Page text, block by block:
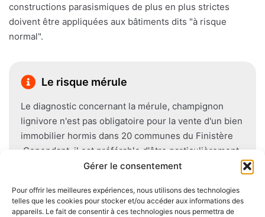
Gérer le consentement
Pour offrir les meilleures expériences, nous utilisons des technologies
telles que les cookies pour stocker et/ou accéder aux informations des
appareils. Le fait de consentir à ces technologies nous permettra de
constructions parasismiques de plus en plus strictes
doivent être appliquées aux bâtiments dits "à risque
normal".
Le risque mérule
Le diagnostic concernant la mérule, champignon
lignivore n'est pas obligatoire pour la vente d'un bien
immobilier hormis dans 20 communes du Finistère
.Cependant, il est préférable d'être particulièrement
vigilant car des chantiers de champignons lignivores
France, en particulier dans le Finistère ou à Paris.